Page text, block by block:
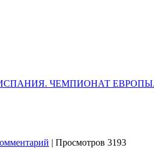
ЧЕМПИОНАТ
| Просмотров 3193